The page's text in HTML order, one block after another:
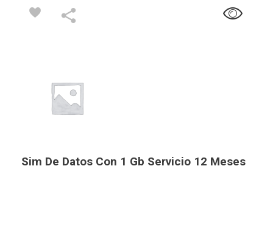
Sim De Datos Con 1 Gb Servicio 12 Meses